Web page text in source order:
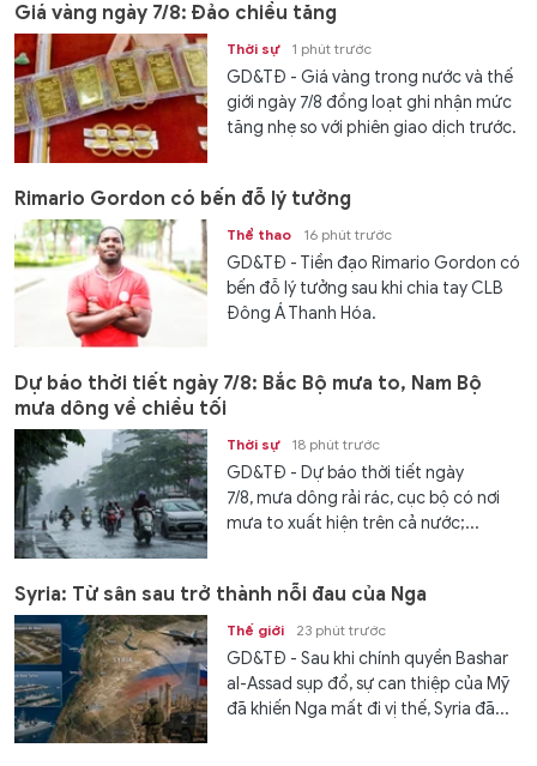
Giá vàng ngày 7/8: Đảo chiều tăng
Thời sự 1 phút trước
GD&TĐ - Giá vàng trong nước và thế
giới ngày 7/8 đồng loạt ghi nhận mức
tăng nhẹ so với phiên giao dịch trước.
Rimario Gordon có bến đỗ lý tưởng
Thể thao 16 phút trước
GD&TĐ - Tiền đạo Rimario Gordon có
bến đỗ lý tưởng sau khi chia tay CLB
Đông Á Thanh Hóa.
Dự báo thời tiết ngày 7/8: Bắc Bộ mưa to, Nam Bộ
mưa dông về chiều tối
Thời sự 18 phút trước
GD&TĐ - Dự báo thời tiết ngày
7/8, mưa dông rải rác, cục bộ có nơi
mưa to xuất hiện trên cả nước;...
Syria: Từ sân sau trở thành nỗi đau của Nga
Thế giới 23 phút trước
GD&TĐ - Sau khi chính quyền Bashar
al-Assad sụp đổ, sự can thiệp của Mỹ
đã khiến Nga mất đi vị thế, Syria đã...